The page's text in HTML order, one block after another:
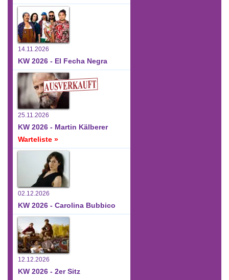
14.11.2026
KW 2026 - El Fecha Negra
25.11.2026
KW 2026 - Martin Kälberer
Warteliste »
02.12.2026
KW 2026 - Carolina Bubbico
12.12.2026
KW 2026 - 2er Sitz